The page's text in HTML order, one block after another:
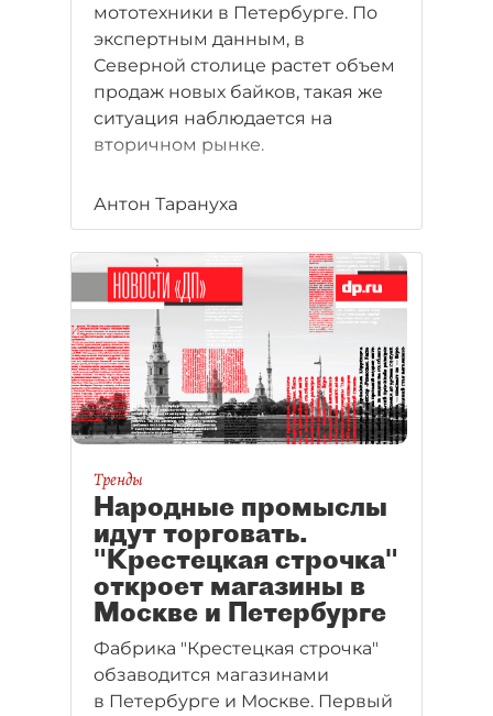
мототехники в Петербурге. По
экспертным данным, в
Северной столице растет объем
продаж новых байков, такая же
ситуация наблюдается на
вторичном рынке.
Антон Тарануха
Тренды
Народные промыслы
идут торговать.
"Крестецкая строчка"
откроет магазины в
Москве и Петербурге
Фабрика "Крестецкая строчка"
обзаводится магазинами
в Петербурге и Москве. Первый